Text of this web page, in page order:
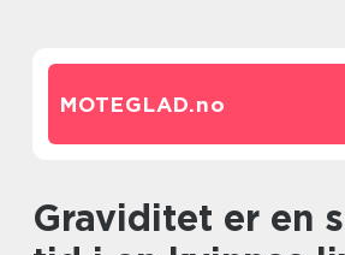
MOTEGLAD.no
Graviditet er en spesiell